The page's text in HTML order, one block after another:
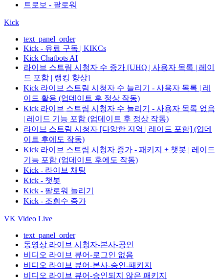
트로보 - 팔로워
Kick
text_panel_order
Kick - 유료 구독 | KIKCs
Kick Chatbots AI
라이브 스트림 시청자 수 증가 [UHQ | 사용자 목록 | 레이
드 포함 | 랭킹 향상]
Kick 라이브 스트림 시청자 수 늘리기 - 사용자 목록 | 레
이드 활용 (업데이트 후 정상 작동)
Kick 라이브 스트림 시청자 수 늘리기 - 사용자 목록 없음
| 레이드 기능 포함 (업데이트 후 정상 작동)
라이브 스트림 시청자 [다양한 지역 | 레이드 포함] (업데
이트 후에도 작동)
Kick 라이브 스트림 시청자 증가 - 패키지 + 챗봇 | 레이드
기능 포함 (업데이트 후에도 작동)
Kick - 라이브 채팅
Kick - 챗봇
Kick - 팔로워 늘리기
Kick - 조회수 증가
VK Video Live
text_panel_order
동영상 라이브 시청자-본사-공인
비디오 라이브 뷰어-로그인 없음
비디오 라이브 뷰어-본사-승인-패키지
비디오 라이브 뷰어-승인되지 않은 패키지